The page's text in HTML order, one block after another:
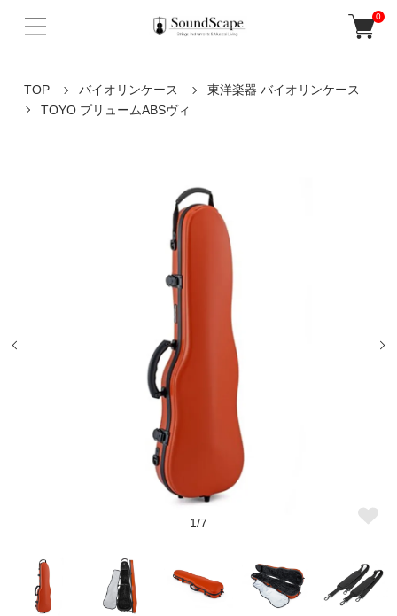
0
TOP バイオリンケース
東洋楽器 バイオリンケース
TOYO プリュームABSヴィ
1/7